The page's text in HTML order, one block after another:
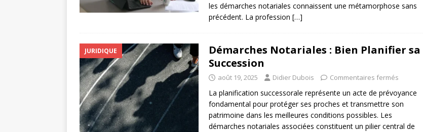
les démarches notariales connaissent une métamorphose sans
précédent. La profession […]
JURIDIQUE
Démarches Notariales : Bien Planifier sa
Succession
août 19, 2025 Didier Dubois Commentaires fermés
La planification successorale représente un acte de prévoyance
fondamental pour protéger ses proches et transmettre son
patrimoine dans les meilleures conditions possibles. Les
démarches notariales associées constituent un pilier central de